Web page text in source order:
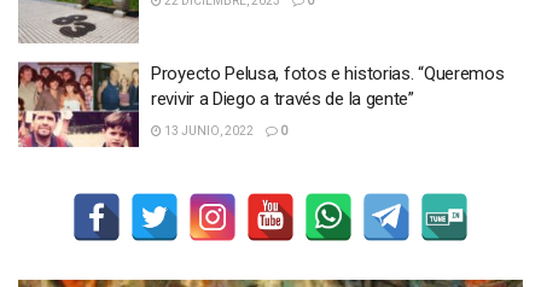
Proyecto Pelusa, fotos e historias. “Queremos
revivir a Diego a través de la gente”
13 JUNIO, 2022 0